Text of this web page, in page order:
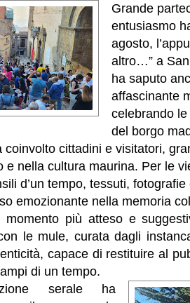
Grande
entusiasmo
agosto,
altro…” a
ha saputo
affascinante
celebrando
del borgo
cittadini e visitatori,
e nella cultura maurina. Per le
d’un tempo, tessuti,
emozionante nella memoria
più atteso e
le mule, curata dagli
capace di restituire al
di un tempo.
serale ha